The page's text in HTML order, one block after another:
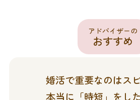
アドバイザーの
おすすめ
婚活で重要なのはスピ
本当に「時短」をし